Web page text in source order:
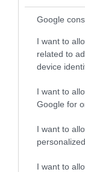
Google
I want to
related to
device
I want to
Google for
I want to
I want to